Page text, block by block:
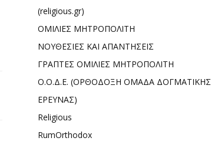
(religious.gr)
ΟΜΙΛΙΕΣ ΜΗΤΡΟΠΟΛΙΤΗ
ΝΟΥΘΕΣΙΕΣ ΚΑΙ ΑΠΑΝΤΗΣΕΙΣ
ΓΡΑΠΤΕΣ ΟΜΙΛΙΕΣ ΜΗΤΡΟΠΟΛΙΤΗ
Ο.Ο.Δ.Ε. (ΟΡΘΟΔΟΞΗ ΟΜΑΔΑ ΔΟΓΜΑΤΙΚΗΣ
ΕΡΕΥΝΑΣ)
Religious
RumOrthodox